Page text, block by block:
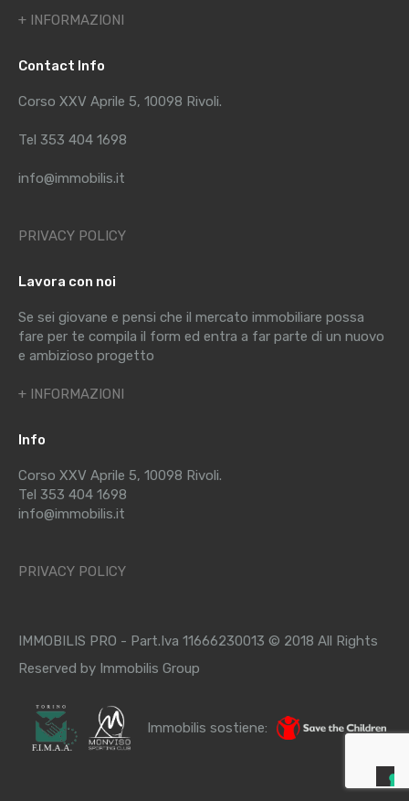
+ INFORMAZIONI
Contact Info
Corso XXV Aprile 5, 10098 Rivoli.
Tel 353 404 1698
info@immobilis.it
PRIVACY POLICY
Lavora con noi
Se sei giovane e pensi che il mercato immobiliare possa
fare per te compila il form ed entra a far parte di un nuovo
e ambizioso progetto
+ INFORMAZIONI
Info
Corso XXV Aprile 5, 10098 Rivoli.
Tel 353 404 1698
info@immobilis.it
PRIVACY POLICY
IMMOBILIS PRO - Part.Iva 11666230013 © 2018 All Rights
Reserved by Immobilis Group
Immobilis sostiene: